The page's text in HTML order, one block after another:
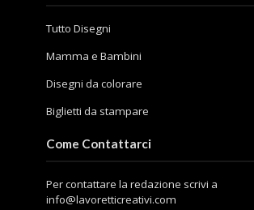
Tutto Disegni
Mamma e Bambini
Disegni da colorare
Biglietti da stampare
Come Contattarci
Per contattare la redazione scrivi a
info@lavoretticreativi.com